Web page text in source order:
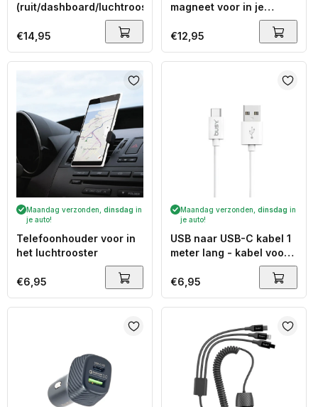
(ruit/dashboard/luchtrooster)
Normale
prijs
€14,95
magneet voor in je
Normale
prijs
€12,95
Maandag verzonden, dinsdag in
je auto!
Telefoonhouder voor in
het luchtrooster
Normale
prijs
€6,95
Maandag verzonden, dinsdag in
je auto!
USB naar USB-C kabel 1
meter lang - kabel voor
Normale
prijs
€6,95